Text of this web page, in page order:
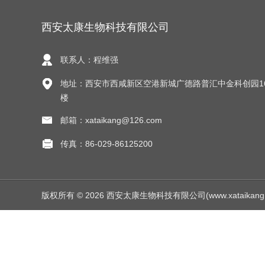
西安太康生物科技有限公司
联系人：程维强
地址：西安市西咸新区空港新城广德路普汇中金科创园
楼
邮箱：xataikang@126.com
传真：86-029-86125200
版权所有 © 2026 西安太康生物科技有限公司